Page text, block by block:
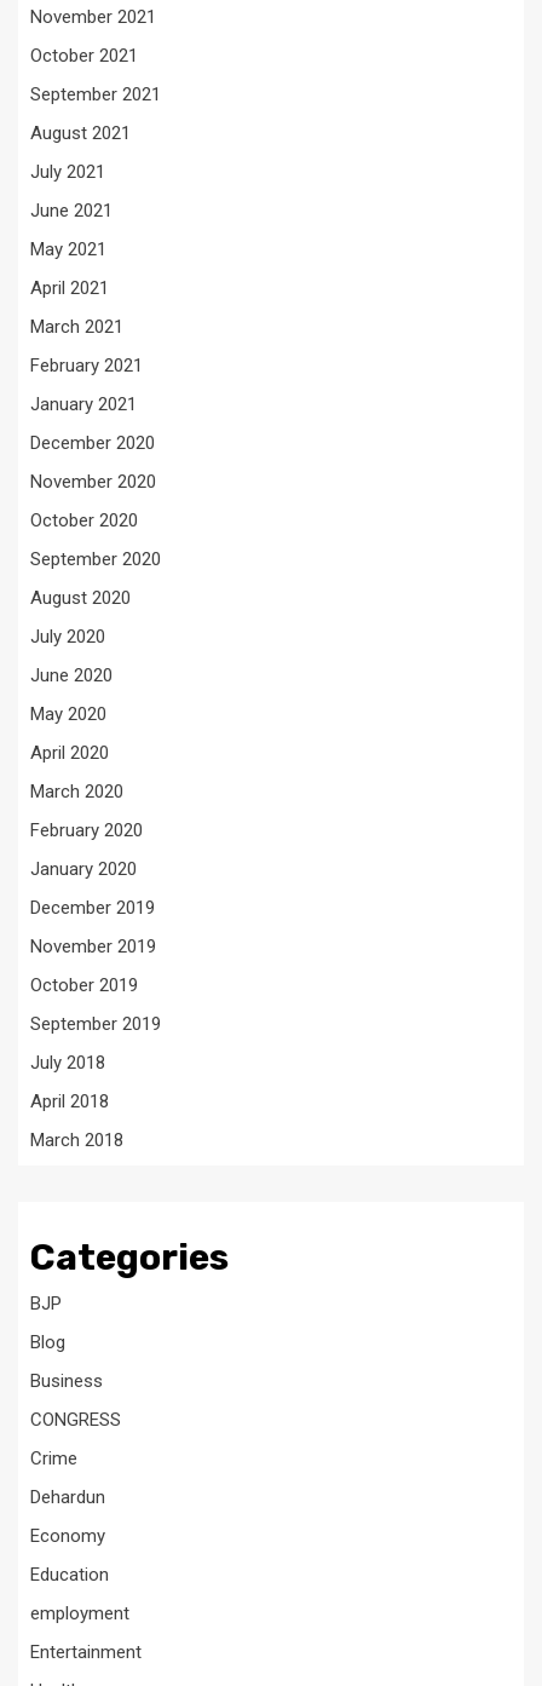
November 2021
October 2021
September 2021
August 2021
July 2021
June 2021
May 2021
April 2021
March 2021
February 2021
January 2021
December 2020
November 2020
October 2020
September 2020
August 2020
July 2020
June 2020
May 2020
April 2020
March 2020
February 2020
January 2020
December 2019
November 2019
October 2019
September 2019
July 2018
April 2018
March 2018
Categories
BJP
Blog
Business
CONGRESS
Crime
Dehardun
Economy
Education
employment
Entertainment